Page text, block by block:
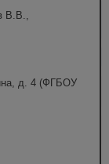
В.В.,
д. 4 (ФГБОУ